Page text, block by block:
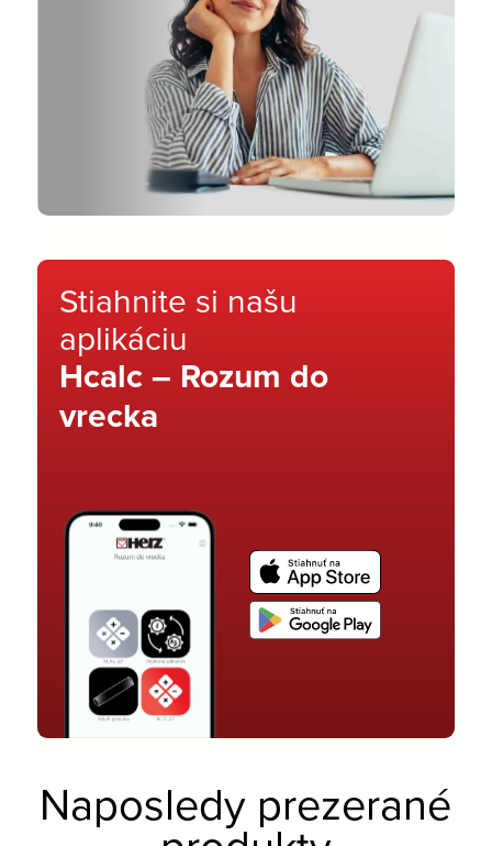
Stiahnite si našu
aplikáciu
Hcalc – Rozum do
vrecka
Naposledy prezerané